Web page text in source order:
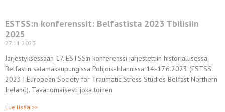
ESTSS:n konferenssit: Belfastista 2023 Tbilisiin
2025
27.11.2023
Järjestyksessään 17. ESTSS:n konferenssi järjestettiin historiallisessa
Belfastin satamakaupungissa Pohjois-Irlannissa 14.-17.6.2023 (ESTSS
2023 | European Society for Traumatic Stress Studies Belfast Northern
Ireland). Tavanomaisesti joka toinen
Lue lisää >>